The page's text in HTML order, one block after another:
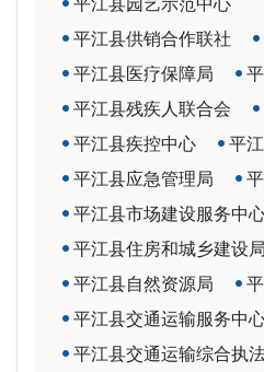
平江县供销合作联社
平江县医疗保障局
平江县残疾人联合会
平江县疾控中心
平
平江县应急管理局
平江县市场建设服务中
平江县住房和城乡建设局
平江县自然资源局
平江县交通运输服务中
平江县交通运输综合执